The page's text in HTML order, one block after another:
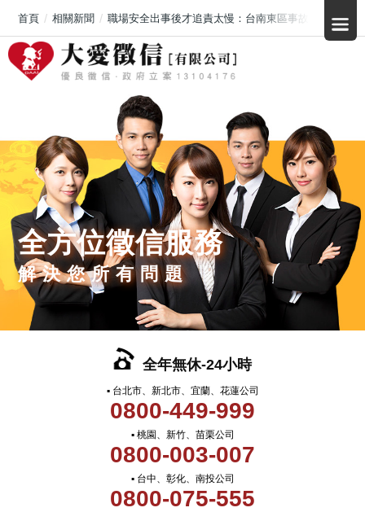
全方位徵信服務
解決您所有問題
全年無休-24小時
▪ 台北市、新北市、宜蘭、花蓮公司
0800-449-999
▪ 桃園、新竹、苗栗公司
0800-003-007
▪ 台中、彰化、南投公司
0800-075-555
首頁 相關新聞 職場安全出事後才追責太慢：台南東區事故引發討論